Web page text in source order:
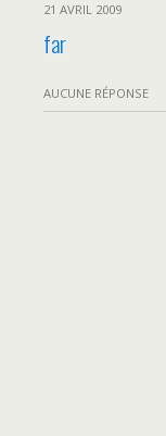
21 AVRIL 2009
far
AUCUNE RÉPONSE